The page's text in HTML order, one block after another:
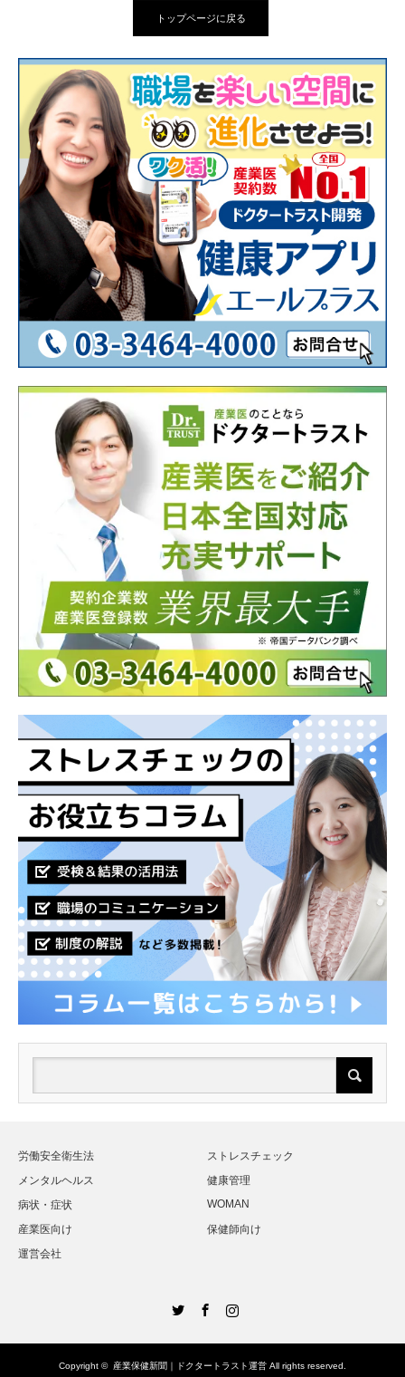
トップページに戻る
労働安全衛生法
ストレスチェック
メンタルヘルス
健康管理
病状・症状
WOMAN
産業医向け
保健師向け
運営会社
Copyright © 産業保健新聞｜ドクタートラスト運営 All rights reserved.